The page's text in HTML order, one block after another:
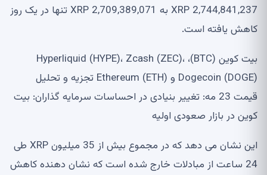
2,744,841,237 XRP به 2,709,389,071 XRP تنها در یک روز
کاهش یافته است.
بیت کوین (BTC)، Hyperliquid (HYPE)، Zcash (ZEC)،
Dogecoin (DOGE) و Ethereum (ETH) تجزیه و تحلیل
قیمت 23 مه: تغییر بنیادی در احساسات سرمایه گذاران: بیت
کوین در بازار صعودی اولیه
این نشان می دهد که در مجموع بیش از 35 میلیون XRP طی
24 ساعت از مبادلات خارج شده است که نشان دهنده کاهش